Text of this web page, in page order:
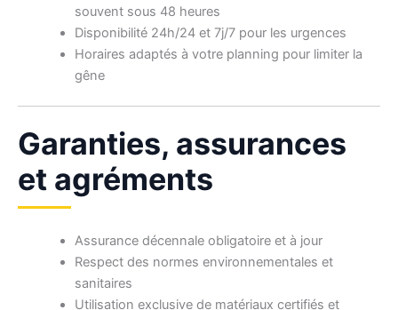
souvent sous 48 heures
Disponibilité 24h/24 et 7j/7 pour les urgences
Horaires adaptés à votre planning pour limiter la
gêne
Garanties, assurances
et agréments
Assurance décennale obligatoire et à jour
Respect des normes environnementales et
sanitaires
Utilisation exclusive de matériaux certifiés et